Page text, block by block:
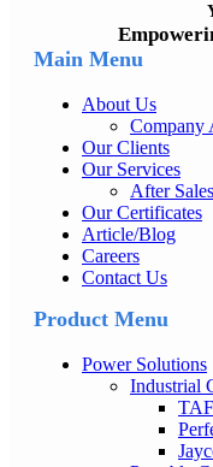
Main Menu
About Us
Company
Our Clients
Our Services
After
Our Certificates
Article/Blog
Careers
Contact Us
Product Menu
Power Solutions
Industrial